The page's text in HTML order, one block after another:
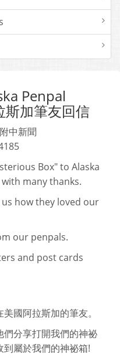
Penpal
斯加筆友回信
中新聞
Box" to Alaska
many thanks.
how they loved our
our penpals.
and post cards
國阿拉斯加的筆友。
分享打開我們的神祕
屬於我們的神祕箱!